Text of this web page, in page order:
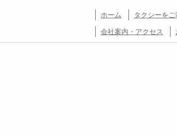
ホーム タクシーを
会社案内・アクセス